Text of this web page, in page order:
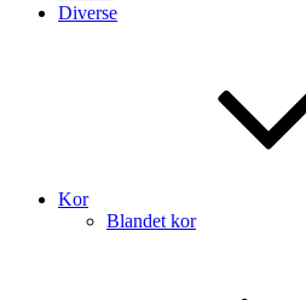
Diverse
Kor
Blandet kor